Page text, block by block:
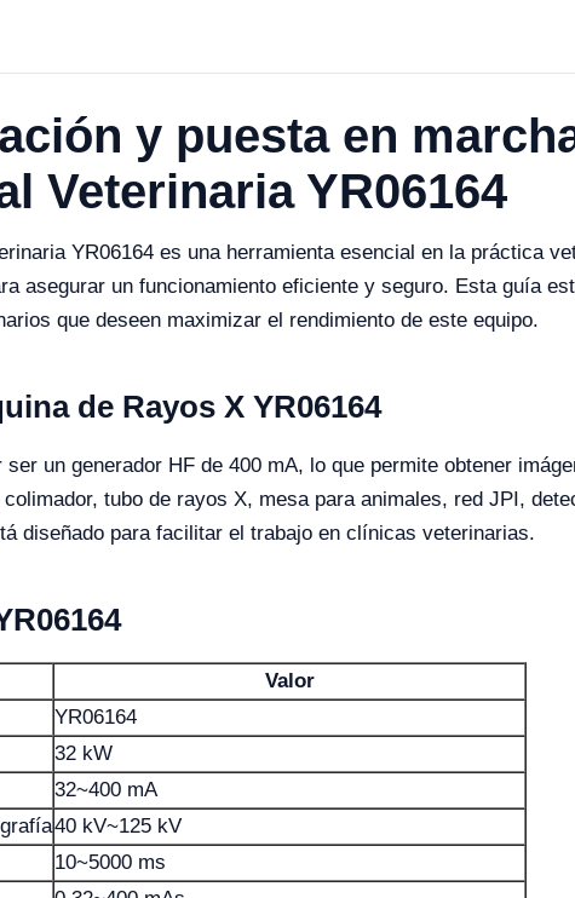
y puesta en
Veterinaria YR06164
YR06164 es una herramienta esencial en la práctica
asegurar un funcionamiento eficiente y seguro. Esta guía
que deseen maximizar el rendimiento de este equipo.
de Rayos X YR06164
un generador HF de 400 mA, lo que permite obtener
tubo de rayos X, mesa para animales, red JPI,
diseñado para facilitar el trabajo en clínicas veterinarias.
Valor
YR06164
32 kW
32~400 mA
40 kV~125 kV
10~5000 ms